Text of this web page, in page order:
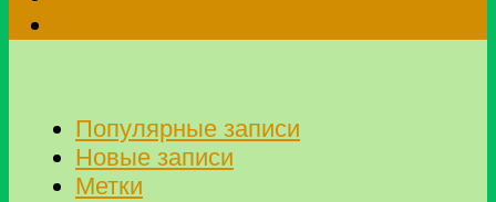
Популярные записи
Новые записи
Метки